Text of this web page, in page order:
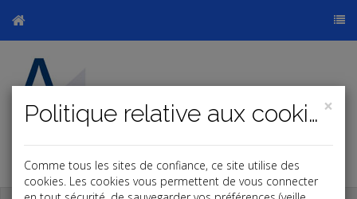
×
Politique relative aux cookies
Comme tous les sites de confiance, ce site utilise des
cookies. Les cookies vous permettent de vous connecter